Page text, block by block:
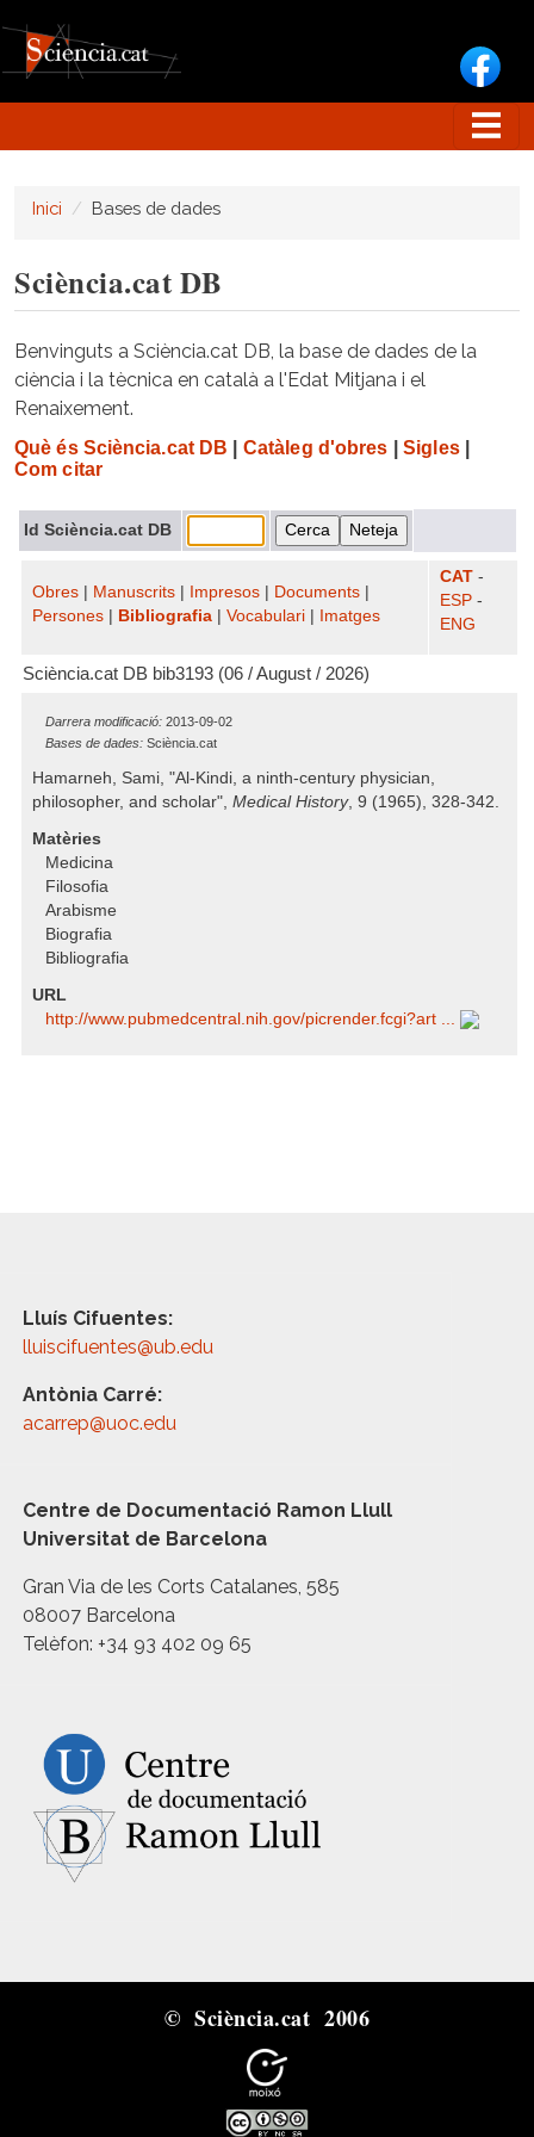
Inici Bases de dades
Sciència.cat DB
Benvinguts a Sciència.cat DB, la base de dades de la
ciència i la tècnica en català a l'Edat Mitjana i el
Renaixement.
Què és Sciència.cat DB Catàleg d'obres Sigles|
Com citar
Id Sciència.cat DB
Obres Manuscrits Impresos Documents
Persones
Bibliografia Vocabulari Imatges
CAT -
ESP -
ENG
Sciència.cat DB bib3193 (06 / August / 2026)
Darrera modificació: 2013-09-02
Bases de dades: Sciència.cat
Hamarneh, Sami, "Al-Kindi, a ninth-century physician,
philosopher, and scholar", Medical History, 9 (1965), 328-342.
Matèries
Medicina
Filosofia
Arabisme
Biografia
Bibliografia
URL
http:/​/​www.pubmedcentral.nih.gov/​picrender.fcgi?art ...
Lluís Cifuentes:
lluiscifuentes@ub.edu
Antònia Carré:
acarrep@uoc.edu
Centre de Documentació Ramon Llull
Universitat de Barcelona
Gran Via de les Corts Catalanes, 585
08007 Barcelona
Telèfon: +34 93 402 09 65
© Sciència.cat 2006